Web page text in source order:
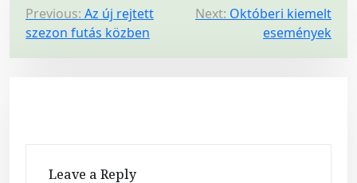
P
o
s
Previous: Az új rejtett
szezon futás közben
Next: Októberi kiemelt
események
Leave a Reply